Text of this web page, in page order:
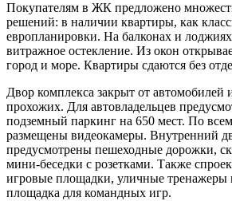
Покупателям в ЖК предложено
решений: в наличии квартиры, как
европланировки. На балконах и
витражное остекление. Из окон
город и море. Квартиры сдаются без
Двор комплекса закрыт от автомобилей
прохожих. Для автовладельцев
подземный паркинг на 650 мест. По
размещены видеокамеры. Внутренний
предусмотрены пешеходные дорожки,
мини-беседки с розетками. Также
игровые площадки, уличные тренажеры
площадка для командных игр.